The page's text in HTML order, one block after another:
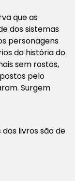
que as
dos sistemas
personagens
da história do
sem rostos,
pelo
Surgem
livros são de